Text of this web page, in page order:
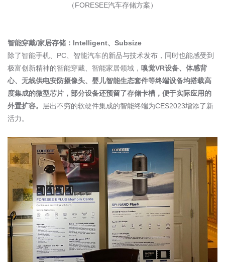
（FORESEE汽车存储方案）
智能穿戴/家居存储： Intelligent、 Subsize
除了智能手机、 PC 、智能汽车的新品与技术发布，同时也能感受到
极富创新精神的智能穿戴、智能家居领域， 嗅觉VR设备、体感背
心、无线供电安防摄像头、婴儿智能生态套件等终端设备均搭载高
度集成的微型芯片，部分设备还预留了存储卡槽，便于实际应用的
外置扩容。
层出不穷的软硬件集成的智能终端为CES2023增添了新
活力。